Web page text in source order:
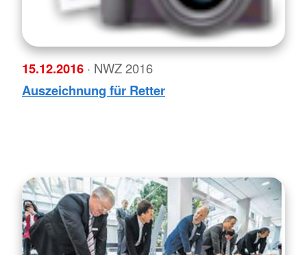
15.12.2016 · NWZ 2016
Auszeichnung für Retter